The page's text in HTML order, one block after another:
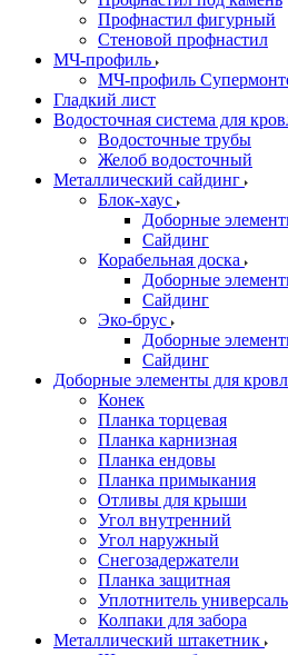
Профнастил фигурный
Стеновой профнастил
МЧ-профиль
МЧ-профиль
Гладкий лист
Водосточная система для
Водосточные трубы
Желоб водосточный
Металлический сайдинг
Блок-хаус
Доборные
Сайдинг
Корабельная доска
Доборные
Сайдинг
Эко-брус
Доборные
Сайдинг
Доборные элементы для
Конек
Планка торцевая
Планка карнизная
Планка ендовы
Планка примыкания
Отливы для крыши
Угол внутренний
Угол наружный
Снегозадержатели
Планка защитная
Уплотнитель
Колпаки для забора
Металлический штакетник